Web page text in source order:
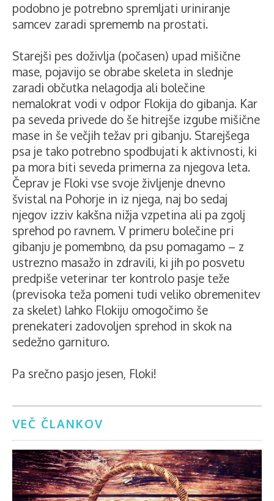
podobno je potrebno spremljati uriniranje
samcev zaradi sprememb na prostati.
Starejši pes doživlja (počasen) upad mišične
mase, pojavijo se obrabe skeleta in slednje
zaradi občutka nelagodja ali bolečine
nemalokrat vodi v odpor Flokija do gibanja. Kar
pa seveda privede do še hitrejše izgube mišične
mase in še večjih težav pri gibanju. Starejšega
psa je tako potrebno spodbujati k aktivnosti, ki
pa mora biti seveda primerna za njegova leta.
Čeprav je Floki vse svoje življenje dnevno
švistal na Pohorje in iz njega, naj bo sedaj
njegov izziv kakšna nižja vzpetina ali pa zgolj
sprehod po ravnem. V primeru bolečine pri
gibanju je pomembno, da psu pomagamo – z
ustrezno masažo in zdravili, ki jih po posvetu
predpiše veterinar ter kontrolo pasje teže
(previsoka teža pomeni tudi veliko obremenitev
za skelet) lahko Flokiju omogočimo še
prenekateri zadovoljen sprehod in skok na
sedežno garnituro.
Pa srečno pasjo jesen, Floki!
VEČ ČLANKOV